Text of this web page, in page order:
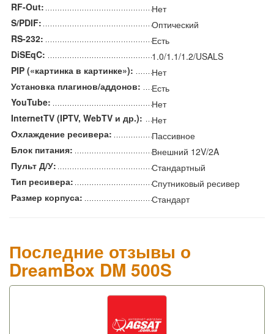
RF-Out:
Нет
S/PDIF:
Оптический
RS-232:
Есть
DiSEqC:
1.0/1.1/1.2/USALS
PIP («картинка в картинке»):
Нет
Установка плагинов/аддонов:
Есть
YouTube:
Нет
InternetTV (IPTV, WebTV и др.):
Нет
Охлаждение ресивера:
Пассивное
Блок питания:
Внешний 12V/2A
Пульт Д/У:
Стандартный
Тип ресивера:
Спутниковый ресивер
Размер корпуса:
Стандарт
Последние отзывы о
DreamBox DM 500S